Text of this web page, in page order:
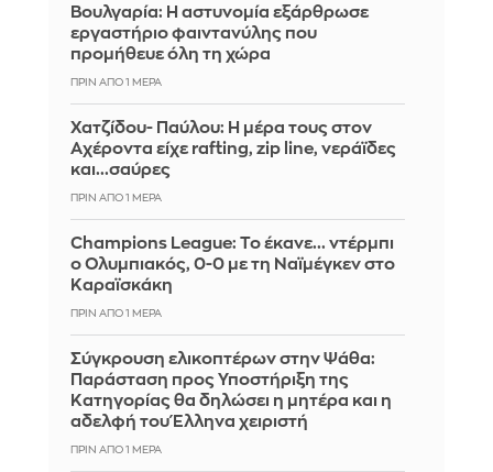
Βουλγαρία: Η αστυνομία εξάρθρωσε
εργαστήριο φαιντανύλης που
προμήθευε όλη τη χώρα
ΠΡΙΝ ΑΠΌ 1 ΜΈΡΑ
Χατζίδου- Παύλου: Η μέρα τους στον
Αχέροντα είχε rafting, zip line, νεράϊδες
και...σαύρες
ΠΡΙΝ ΑΠΌ 1 ΜΈΡΑ
Champions League: Το έκανε... ντέρμπι
ο Ολυμπιακός, 0-0 με τη Ναϊμέγκεν στο
Καραϊσκάκη
ΠΡΙΝ ΑΠΌ 1 ΜΈΡΑ
Σύγκρουση ελικοπτέρων στην Ψάθα:
Παράσταση προς Υποστήριξη της
Κατηγορίας θα δηλώσει η μητέρα και η
αδελφή του Έλληνα χειριστή
ΠΡΙΝ ΑΠΌ 1 ΜΈΡΑ